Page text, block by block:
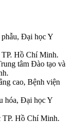
phẫu, Đại học Y
Hồ Chí Minh.
tâm Đào tạo và
cao, Bệnh viện
hóa, Đại học Y
Hồ Chí Minh.